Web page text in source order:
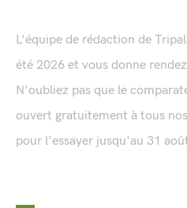
L'équipe de rédaction de
été 2026 et vous donne
N'oubliez pas que le
ouvert gratuitement à tous
pour l'essayer jusqu'au 31